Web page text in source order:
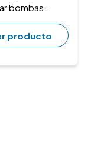
bombas...
producto